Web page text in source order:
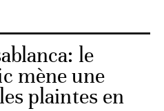
le
mène une
plaintes en